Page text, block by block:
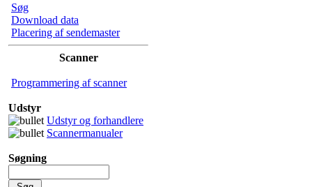
Søg
Download data
Placering af sendemaster
Scanner
Programmering af scanner
Udstyr
Udstyr og forhandlere
Scannermanualer
Søgning